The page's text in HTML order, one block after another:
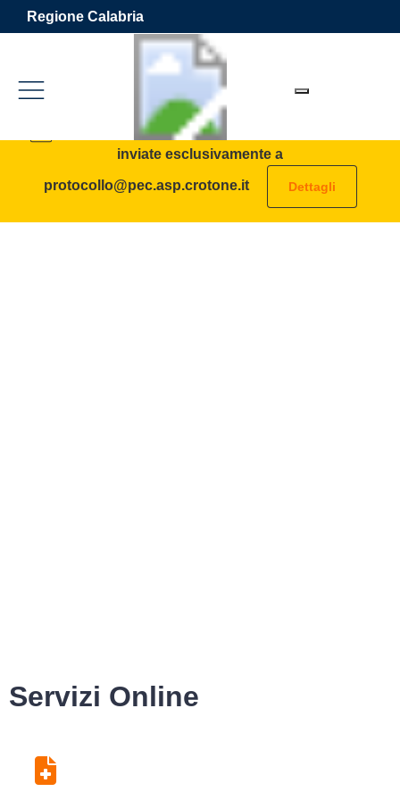
Vai ai contenuti
Vai al footer
Regione Calabria
Azienda Sanitaria Provinciale
Contenuti in evidenza
AVVISO: tutte le PEC destinate all’ASP vanno
inviate esclusivamente a
protocollo@pec.asp.crotone.it Dettagli
Servizi Online